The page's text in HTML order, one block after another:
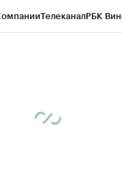
ТелеканалРБК